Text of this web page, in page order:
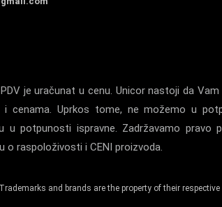
je uračunat u cenu. Unicor nastoji da
i cenama. Uprkos tome, ne možemo u
potpunosti ispravne. Zadržavamo pravo
raspoloživosti i CENI proizvoda.
and brands are the property of their respective